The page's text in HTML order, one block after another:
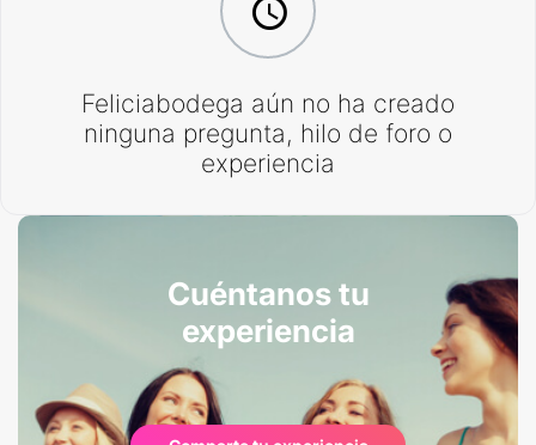
Feliciabodega aún no ha creado
ninguna pregunta, hilo de foro o
experiencia
Cuéntanos tu
experiencia